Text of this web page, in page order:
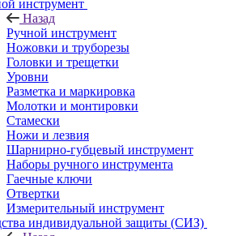
инструмент
Назад
Ручной инструмент
Ножовки и труборезы
Головки и трещетки
Уровни
Разметка и маркировка
Молотки и монтировки
Стамески
Ножи и лезвия
Шарнирно-губцевый инструмент
Наборы ручного инструмента
Гаечные ключи
Отвертки
Измерительный инструмент
индивидуальной защиты (СИЗ)